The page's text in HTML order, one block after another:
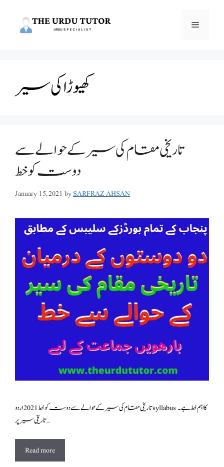
Menu
کھیوڑا کی سیر
تاریخی مقام کی سیر کے حوالے سے
دوست کو خط
January 15, 2021 bySARFRAZ AHSAN
تاریخی سیر پر …
Read more